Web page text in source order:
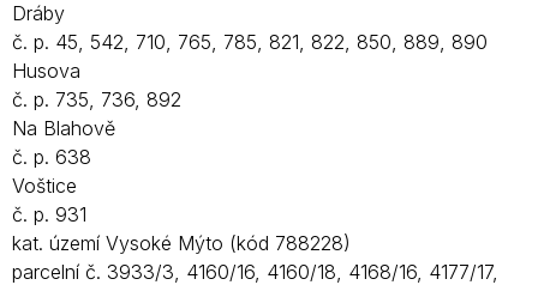
Dráby
č. p. 45, 542, 710, 765, 785, 821, 822, 850, 889, 890
Husova
č. p. 735, 736, 892
Na Blahově
č. p. 638
Voštice
č. p. 931
kat. území Vysoké Mýto (kód 788228)
parcelní č. 3933/3, 4160/16, 4160/18, 4168/16, 4177/17,